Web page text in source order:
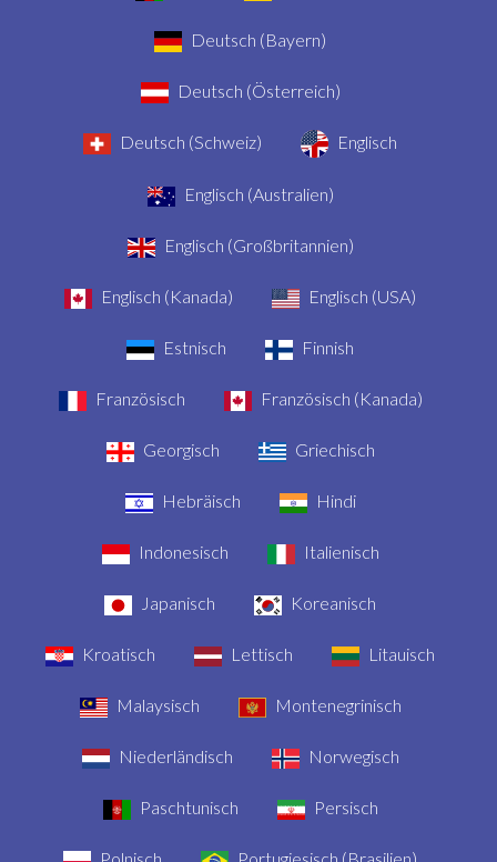
Deutsch (Bayern)
Deutsch (Österreich)
Deutsch (Schweiz) Englisch
Englisch (Australien)
Englisch (Großbritannien)
Englisch (Kanada) Englisch (USA)
Estnisch Finnish
Französisch Französisch (Kanada)
Georgisch Griechisch
Hebräisch Hindi
Indonesisch Italienisch
Japanisch Koreanisch
Kroatisch Lettisch Litauisch
Malaysisch Montenegrinisch
Niederländisch Norwegisch
Paschtunisch Persisch